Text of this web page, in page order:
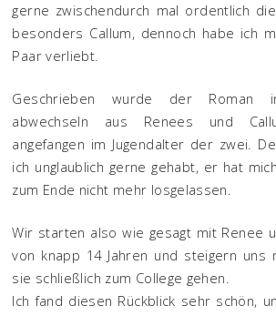
gerne zwischendurch mal ordentlich
besonders Callum, dennoch habe ich
Paar verliebt.
Geschrieben wurde der Roman
abwechseln aus Renees und
angefangen im Jugendalter der zwei.
ich unglaublich gerne gehabt, er hat
zum Ende nicht mehr losgelassen.
Wir starten also wie gesagt mit Renee
von knapp 14 Jahren und steigern uns
sie schließlich zum College gehen.
Ich fand diesen Rückblick sehr schön,